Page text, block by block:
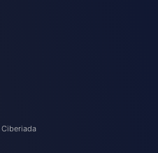
Ciberiada